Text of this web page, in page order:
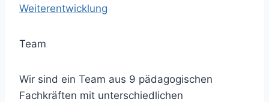
Weiterentwicklung
Team
Wir sind ein Team aus 9 pädagogischen
Fachkräften mit unterschiedlichen